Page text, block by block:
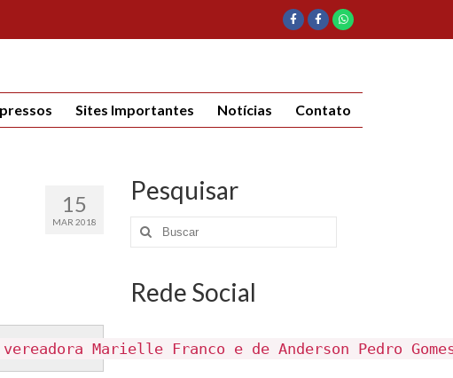
Sites Importantes Notícias Contato
15
MAR 2018
Marielle Franco e de Anderson Pedro
Pesquisar
Rede Social